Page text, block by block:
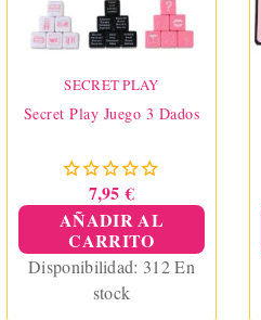
SECRET PLAY
Secret Play Juego 3 Dados
7,95 €
AÑADIR AL
CARRITO
Disponibilidad: 312 En
stock